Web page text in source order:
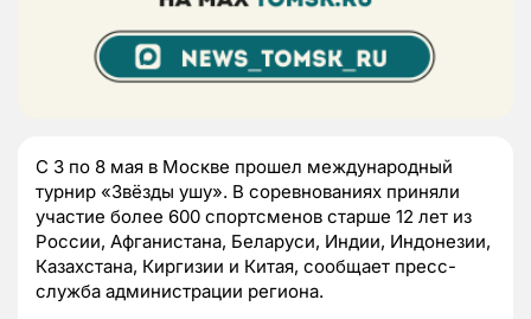
С 3 по 8 мая в Москве прошел международный
турнир «Звёзды ушу». В соревнованиях приняли
участие более 600 спортсменов старше 12 лет из
России, Афганистана, Беларуси, Индии, Индонезии,
Казахстана, Киргизии и Китая, сообщает пресс-
служба администрации региона.